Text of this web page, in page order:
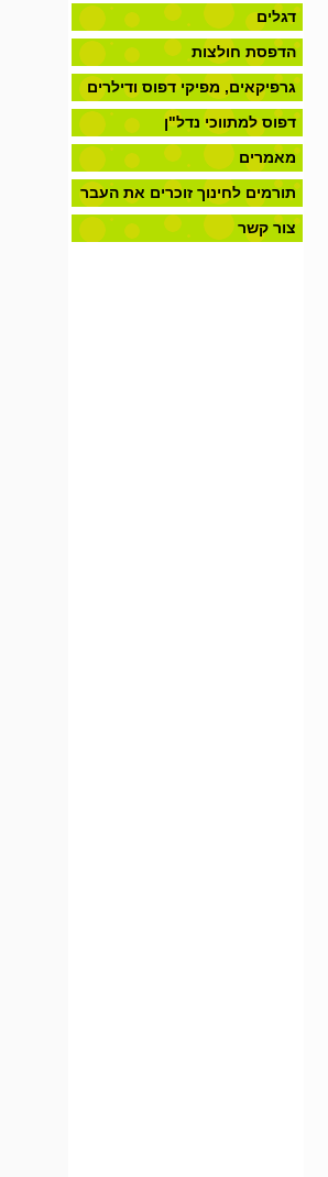
דגלים
הדפסת חולצות
גרפיקאים, מפיקי דפוס ודילרים
דפוס למתווכי נדל"ן
מאמרים
תורמים לחינוך זוכרים את העבר
צור קשר